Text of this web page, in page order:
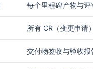
每个里程碑产物与评
所有 CR（变更申请
交付物签收与验收报